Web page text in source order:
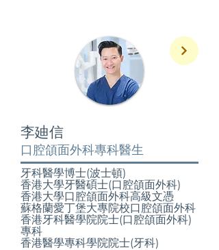
李廸信
口腔頜面外科專科醫生
牙科醫學博士(波士頓)
香港大學牙醫碩士(口腔頜面外科)
香港大學口腔頜面外科高級文憑
蘇格蘭愛丁堡大專院校口腔頜面外科
香港牙科醫學院院士(口腔頜面外科)
專科
香港醫學專科學院院士(牙科)